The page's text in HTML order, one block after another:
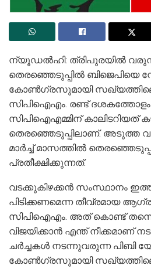
ന്യൂഡല്‍ഹി: ത്രിപുരയില്‍
തെരഞ്ഞെടുപ്പില്‍ ബിജെപിയെ
കോണ്‍ഗ്രസുമായി
സിപിഐഎം. രണ്ട് ദശകത്തോളം
സിപിഐഎമ്മിന് കാലിടറിയത്
തെരഞ്ഞെടുപ്പിലാണ്. അടുത്ത
മാര്‍ച്ച് മാസത്തില്‍
പ്രതീക്ഷിക്കുന്നത്.
വടക്കുകിഴക്കന്‍ സംസ്ഥാനം
പിടിക്കണമെന്ന തീവ്രമായ
സിപിഐഎം. അത് കൊണ്ട്
വിജയിക്കാന്‍ എന്ത് നീക്കമാണ്
ചര്‍ച്ചകള്‍ നടന്നുവരുന്ന പിബി
കോണ്‍ഗ്രസുമായി